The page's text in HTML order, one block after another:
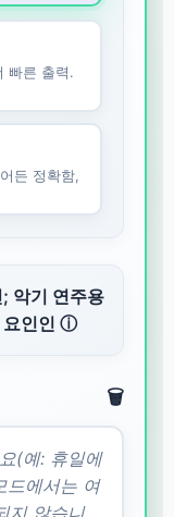
빠른 출력.
든 정확함,
악기 연주용
요인인 ⓘ
🗑️